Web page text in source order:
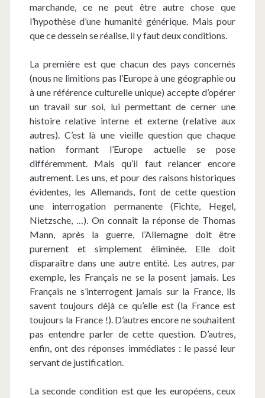
marchande, ce ne peut être autre chose que
l’hypothèse d’une humanité générique. Mais pour
que ce dessein se réalise, il y faut deux conditions.
La première est que chacun des pays concernés
(nous ne limitions pas l’Europe à une géographie ou
à une référence culturelle unique) accepte d’opérer
un travail sur soi, lui permettant de cerner une
histoire relative interne et externe (relative aux
autres). C’est là une vieille question que chaque
nation formant l’Europe actuelle se pose
différemment. Mais qu’il faut relancer encore
autrement. Les uns, et pour des raisons historiques
évidentes, les Allemands, font de cette question
une interrogation permanente (Fichte, Hegel,
Nietzsche, …). On connaît la réponse de Thomas
Mann, après la guerre, l’Allemagne doit être
purement et simplement éliminée. Elle doit
disparaître dans une autre entité. Les autres, par
exemple, les Français ne se la posent jamais. Les
Français ne s’interrogent jamais sur la France, ils
savent toujours déjà ce qu’elle est (la France est
toujours la France !). D’autres encore ne souhaitent
pas entendre parler de cette question. D’autres,
enfin, ont des réponses immédiates : le passé leur
servant de justification.
La seconde condition est que les européens, ceux